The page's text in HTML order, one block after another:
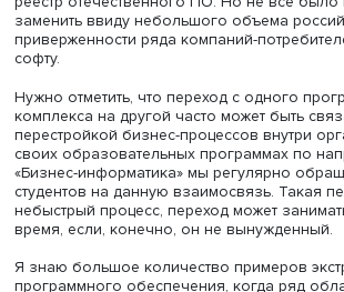
говорить о полной замене
патентованных) программных
разработками, но комбинация с
минимизировать потери компаний.
Импортозамещение иностранного
обеспечения было запущено
реестр отечественного ПО. Но не
заменить ввиду небольшого объема
приверженности ряда компаний-
софту.